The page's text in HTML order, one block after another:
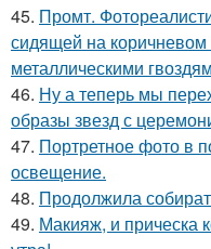
45. Промт.
сидящей на
металлическими
46. Ну а теперь мы
образы звезд с
47. Портретное фото в
освещение.
48. Продолжила
49. Макияж, и прическа